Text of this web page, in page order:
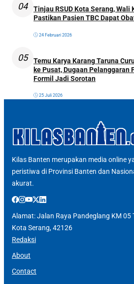
04
Tinjau RSUD Kota Serang, Wali
Pastikan Pasien TBC Dapat
24 Februari 2026
05
Temu Karya Karang Taruna
ke Pusat, Dugaan Pelanggaran
Formil Jadi Sorotan
25 Juli 2026
Kilas Banten merupakan media online
peristiwa di Provinsi Banten dan
akurat.
Alamat: Jalan Raya Pandeglang KM 05
Kota Serang, 42126
Redaksi
About
Contact